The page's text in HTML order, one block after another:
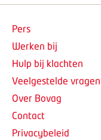
Pers
Werken bij
Hulp bij klachten
Veelgestelde vragen
Over Bovag
Contact
Privacybeleid